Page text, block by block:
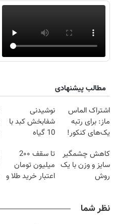
مطالب پیشنهادی
اشتراک الماس
ماز: برای رتبه
یک‌های کنکور!
نوشیدنی
شفابخش کبد با
10 گیاه
امشب)
کاهش چشمگیر
سایز و وزن با یک
روش
تا سقف 2۰۰
میلیون تومان
اعتبار خرید طلا و
نظر شما